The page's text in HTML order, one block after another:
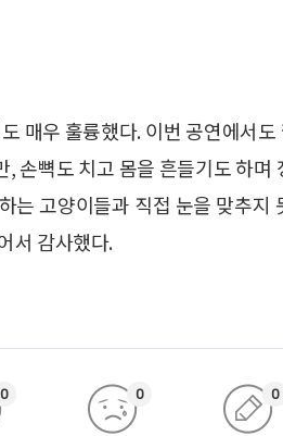
매우 훌륭했다. 이번 공연에서
손뼉도 치고 몸을 흔들기도 하며
는 고양이들과 직접 눈을 맞추지
서 감사했다.
0 0 0